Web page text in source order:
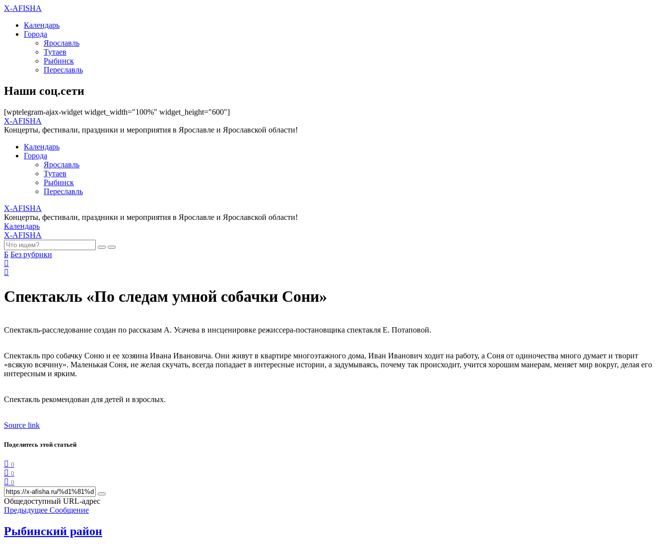
X-AFISHA
Календарь
Города
Ярославль
Тутаев
Рыбинск
Переславль
Наши соц.сети
[wptelegram-ajax-widget widget_width="100%" widget_height="600"]
X-AFISHA
Концерты, фестивали, праздники и мероприятия в Ярославле и Ярославской области!
Календарь
Города
Ярославль
Тутаев
Рыбинск
Переславль
X-AFISHA
Концерты, фестивали, праздники и мероприятия в Ярославле и Ярославской области!
Календарь
X-AFISHA
Б Без рубрики
Спектакль «По следам умной собачки Сони»
Спектакль-расследование создан по рассказам А. Усачева в инсценировке режиссера-постановщика спектакля Е. Потаповой.
Спектакль про собачку Соню и ее хозяина Ивана Ивановича. Они живут в квартире многоэтажного дома, Иван Иванович ходит на работу, а Соня от одиночества много думает и творит
«всякую всячину». Маленькая Соня, не желая скучать, всегда попадает в интересные истории, а задумываясь, почему так происходит, учится хорошим манерам, меняет мир вокруг, делая его
интересным и ярким.
Спектакль рекомендован для детей и взрослых.
Source link
Поделитесь этой статьей
0
0
0
Общедоступный URL-адрес
Предыдущее Сообщение
Рыбинский район